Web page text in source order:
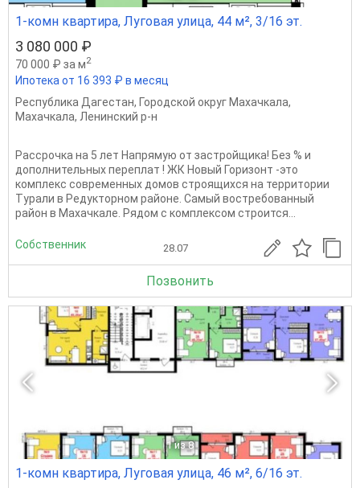
1-комн квартира, Луговая улица, 44 м², 3/16 эт.
3 080 000 ₽
70 000 ₽ за м2
Ипотека от 16 393 ₽ в месяц
Республика Дагестан, Городской округ Махачкала,
Махачкала, Ленинский р-н
Рассрочка на 5 лет Напрямую от застройщика! Без % и
дополнительных переплат ! ЖК Новый Горизонт -это
комплекс современных домов строящихся на территории
Турали в Редукторном районе. Самый востребованный
район в Махачкале. Рядом с комплексом строится...
Собственник 28.07
Позвонить
1 из 8
1-комн квартира, Луговая улица, 46 м², 6/16 эт.